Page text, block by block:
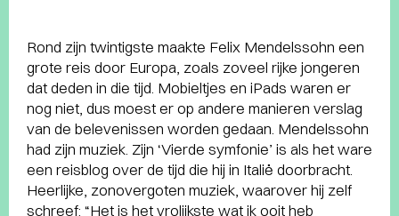
Rond zijn twintigste maakte Felix Mendelssohn een
grote reis door Europa, zoals zoveel rijke jongeren
dat deden in die tijd. Mobieltjes en iPads waren er
nog niet, dus moest er op andere manieren verslag
van de belevenissen worden gedaan. Mendelssohn
had zijn muziek. Zijn ‘Vierde symfonie’ is als het ware
een reisblog over de tijd die hij in Italië doorbracht.
Heerlijke, zonovergoten muziek, waarover hij zelf
schreef: “Het is het vrolijkste wat ik ooit heb